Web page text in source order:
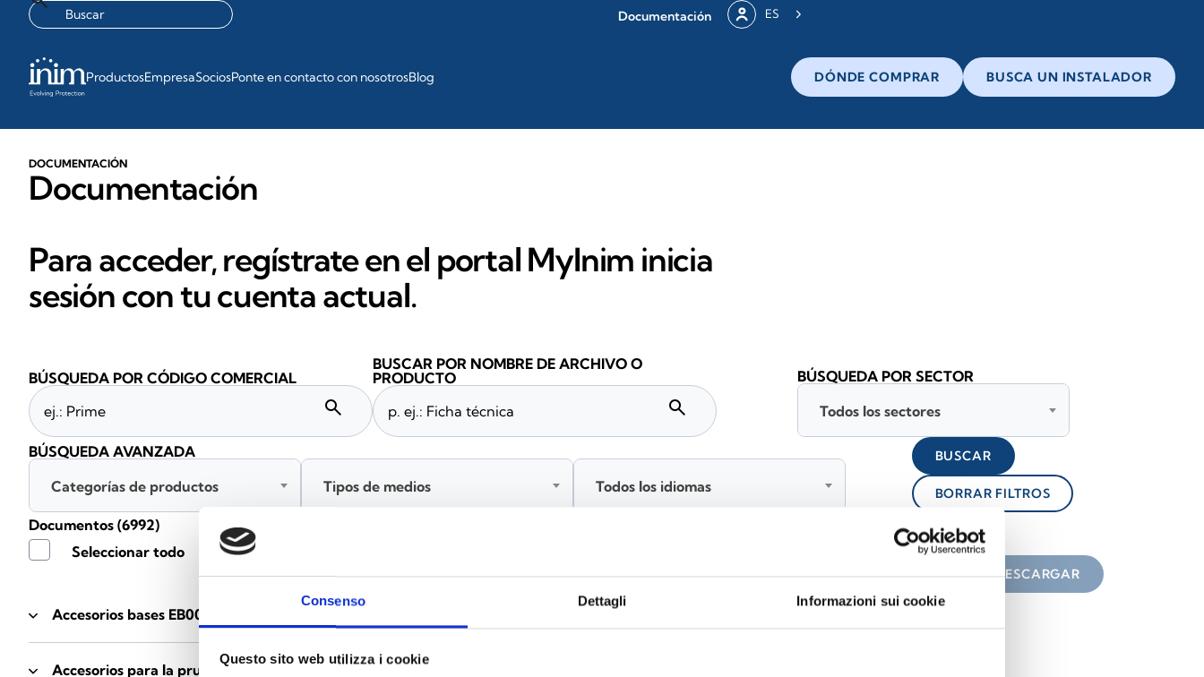
Consenso Dettagli Informazioni sui cookie
Questo sito web utilizza i cookie
Documentación ES
ProductosEmpresaSociosPonte en contacto con nosotrosBlog DÓNDE COMPRAR BUSCA UN INSTALADOR
DOCUMENTACIÓN
Documentación
Para acceder, regístrate en el portal MyInim inicia
sesión con tu cuenta actual.
Accesorios bases EB00
Accesorios para la prueba de detectores
Documentos (6992)
Seleccionar todo
DESCARGAR
BÚSQUEDA POR CÓDIGO COMERCIAL
search
BUSCAR POR NOMBRE DE ARCHIVO O
PRODUCTO
search
BÚSQUEDA POR SECTOR
Todos los sectores
BÚSQUEDA AVANZADA
Categorías de productos
Tipos de medios Todos los idiomas
BUSCAR
BORRAR FILTROS